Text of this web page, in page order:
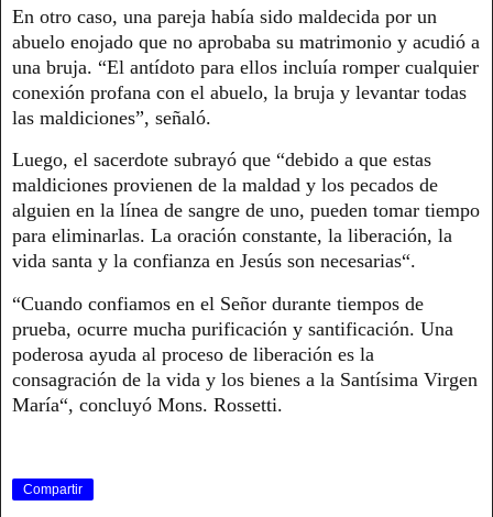
En otro caso, una pareja había sido maldecida por un
abuelo enojado que no aprobaba su matrimonio y acudió a
una bruja. “El antídoto para ellos incluía romper cualquier
conexión profana con el abuelo, la bruja y levantar todas
las maldiciones”, señaló.
Luego, el sacerdote subrayó que “debido a que estas
maldiciones provienen de la maldad y los pecados de
alguien en la línea de sangre de uno, pueden tomar tiempo
para eliminarlas. La oración constante, la liberación, la
vida santa y la confianza en Jesús son necesarias“.
“Cuando confiamos en el Señor durante tiempos de
prueba, ocurre mucha purificación y santificación. Una
poderosa ayuda al proceso de liberación es la
consagración de la vida y los bienes a la Santísima Virgen
María“, concluyó Mons. Rossetti.
Compartir